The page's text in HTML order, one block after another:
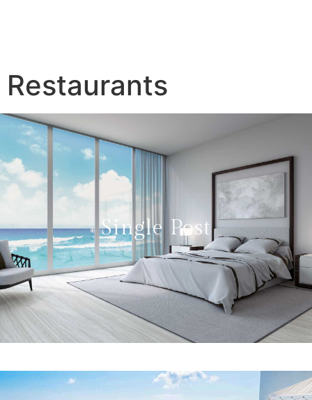
Restaurants
Single Post